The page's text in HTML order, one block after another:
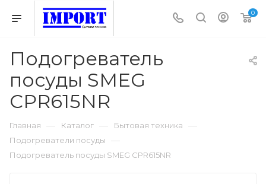
0
Подогреватель
посуды SMEG
CPR615NR
Главная — Каталог — Бытовая техника —
Подогреватели посуды —
Подогреватель посуды SMEG CPR615NR